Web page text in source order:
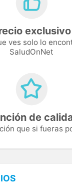
exclusivo
ves solo lo
SaludOnNet
de
que si fueras